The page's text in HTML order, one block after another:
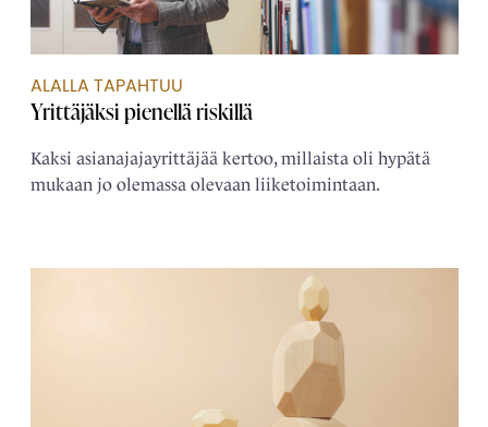
ALALLA TAPAHTUU
Yrittäjäksi pienellä riskillä
Kaksi asianajajayrittäjää kertoo, millaista oli hypätä
mukaan jo olemassa olevaan liiketoimintaan.